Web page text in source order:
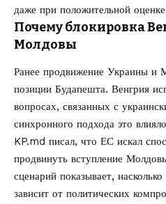
даже при положительной
Почему блокировка
Молдовы
Ранее продвижение Украины и
позиции Будапешта. Венгрия
вопросах, связанных с
синхронного подхода это
KP.md писал, что ЕС искал
продвинуть вступление
сценарий показывает,
зависит от политических